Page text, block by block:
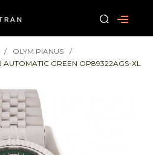
OLYM PIANUS
AUTOMATIC GREEN OP89322AGS-XL